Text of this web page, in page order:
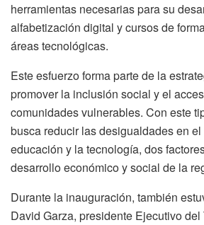
herramientas necesarias para su
alfabetización digital y cursos de
áreas tecnológicas.
Este esfuerzo forma parte de la
promover la inclusión social y el
comunidades vulnerables. Con este
busca reducir las desigualdades en
educación y la tecnología, dos
desarrollo económico y social de la
Durante la inauguración, también
David Garza, presidente Ejecutivo